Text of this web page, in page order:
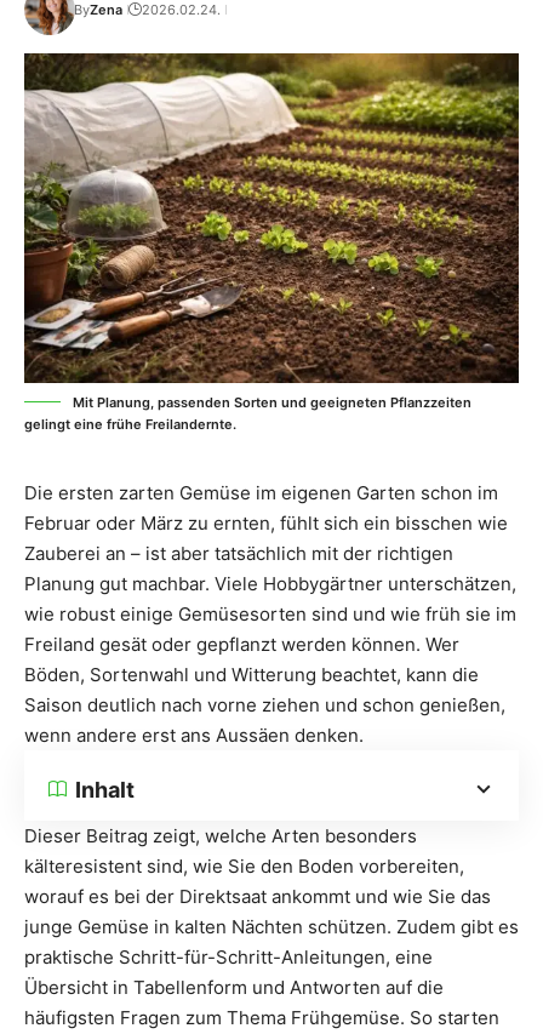
ByZena 2026.02.24.
Mit Planung, passenden Sorten und geeigneten Pflanzzeiten
gelingt eine frühe Freilandernte.
Die ersten zarten Gemüse im eigenen Garten schon im
Februar oder März zu ernten, fühlt sich ein bisschen wie
Zauberei an – ist aber tatsächlich mit der richtigen
Planung gut machbar. Viele Hobbygärtner unterschätzen,
wie robust einige Gemüsesorten sind und wie früh sie im
Freiland gesät oder gepflanzt werden können. Wer
Böden, Sortenwahl und Witterung beachtet, kann die
Saison deutlich nach vorne ziehen und schon genießen,
wenn andere erst ans Aussäen denken.
Inhalt
Dieser Beitrag zeigt, welche Arten besonders
kälteresistent sind, wie Sie den Boden vorbereiten,
worauf es bei der Direktsaat ankommt und wie Sie das
junge Gemüse in kalten Nächten schützen. Zudem gibt es
praktische Schritt-für-Schritt-Anleitungen, eine
Übersicht in Tabellenform und Antworten auf die
häufigsten Fragen zum Thema Frühgemüse. So starten